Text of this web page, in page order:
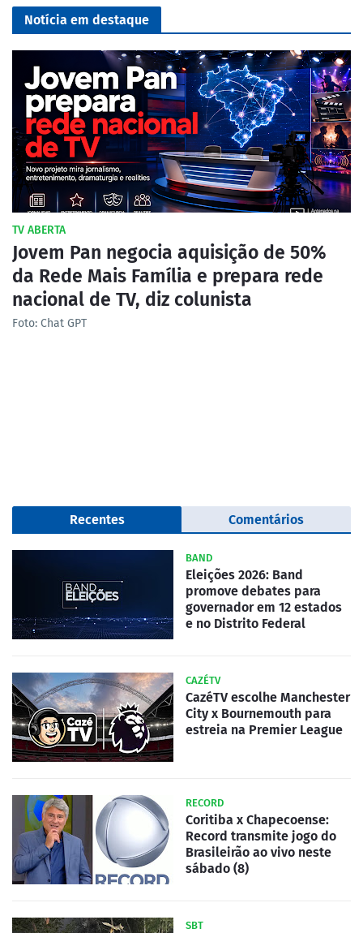
Notícia em destaque
TV ABERTA
Jovem Pan negocia aquisição de 50%
da Rede Mais Família e prepara rede
nacional de TV, diz colunista
Foto: Chat GPT
Recentes Comentários
BAND
Eleições 2026: Band
promove debates para
governador em 12 estados
e no Distrito Federal
CAZÉTV
CazéTV escolhe Manchester
City x Bournemouth para
estreia na Premier League
RECORD
Coritiba x Chapecoense:
Record transmite jogo do
Brasileirão ao vivo neste
sábado (8)
SBT